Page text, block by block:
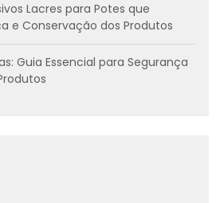
Lacres para Potes que
e Conservação dos Produtos
Guia Essencial para Segurança